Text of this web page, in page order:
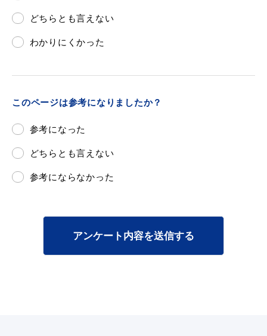
浜田市観光協会ポータルサイト「はまナビ」
どちらとも言えない
わかりにくかった
このページは参考になりましたか？
参考になった
どちらとも言えない
参考にならなかった
アンケート内容を送信する